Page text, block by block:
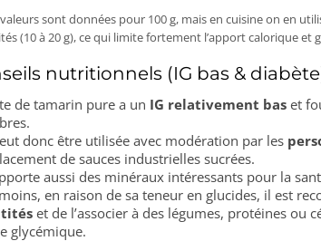
sont données pour 100 g, mais en cuisine on en
(10 à 20 g), ce qui limite fortement l’apport calorique et
nutritionnels (IG bas &
de tamarin pure a un IG relativement bas et
donc être utilisée avec modération par les
de sauces industrielles sucrées.
aussi des minéraux intéressants pour la
en raison de sa teneur en glucides, il est
et de l’associer à des légumes, protéines ou
glycémique.